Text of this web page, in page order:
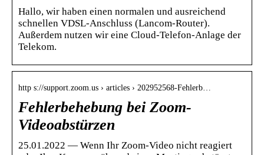
Hallo, wir haben einen normalen und ausreichend
schnellen VDSL-Anschluss (Lancom-Router).
Außerdem nutzen wir eine Cloud-Telefon-Anlage der
Telekom.
http s://support.zoom.us › articles › 202952568-Fehlerb…
Fehlerbehebung bei Zoom-
Videoabstürzen
25.01.2022 — Wenn Ihr Zoom-Video nicht reagiert